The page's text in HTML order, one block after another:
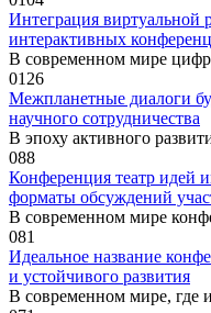
Интеграция виртуальной
интерактивных
В современном мире
0126
Межпланетные диалоги
научного сотрудничества
В эпоху активного
088
Конференция театр идей
форматы обсуждений
В современном мире
081
Идеальное название
и устойчивого развития
В современном мире, где